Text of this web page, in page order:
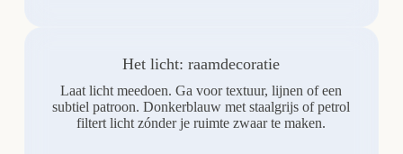
Het licht: raamdecoratie
Laat licht meedoen. Ga voor textuur, lijnen of een
subtiel patroon. Donkerblauw met staalgrijs of petrol
filtert licht zónder je ruimte zwaar te maken.